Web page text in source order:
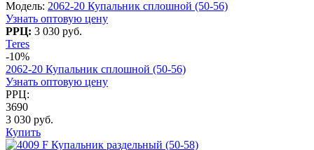
Модель: 2062-20 Купальник сплошной (50-56)
Узнать оптовую цену
РРЦ: 3 030 руб.
Teres
-10%
2062-20 Купальник сплошной (50-56)
Узнать оптовую цену
РРЦ:
3690
3 030 руб.
Купить